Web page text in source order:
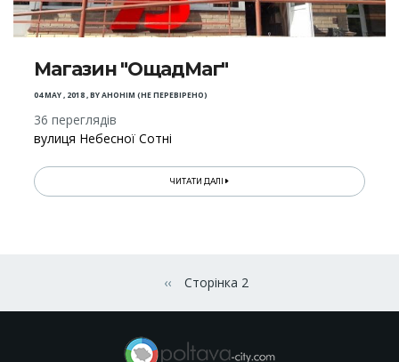
Магазин "ОщадМаг"
04 MAY , 2018,BYАНОНІМ (НЕ ПЕРЕВІРЕНО)
36 переглядів
вулиця Небесної Сотні
ЧИТАТИ ДАЛІ
сторінки
Попередня сторінка
‹‹ Сторінка 2